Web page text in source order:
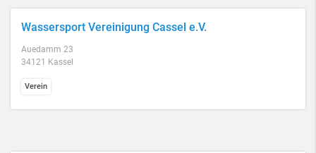
Wassersport Vereinigung Cassel e.V.
Auedamm 23
34121 Kassel
Verein